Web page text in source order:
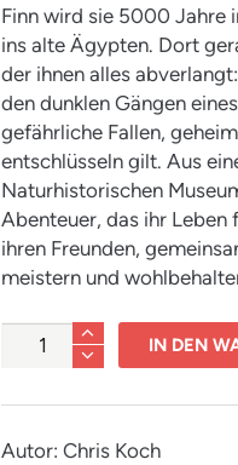
Finn wird sie 5000 Jahre
ins alte Ägypten. Dort
der ihnen alles
den dunklen Gängen
gefährliche Fallen,
entschlüsseln gilt. Aus
Naturhistorischen
Abenteuer, das ihr Leben
ihren Freunden,
meistern und
Anzahl IN DEN
Autor: Chris Koch